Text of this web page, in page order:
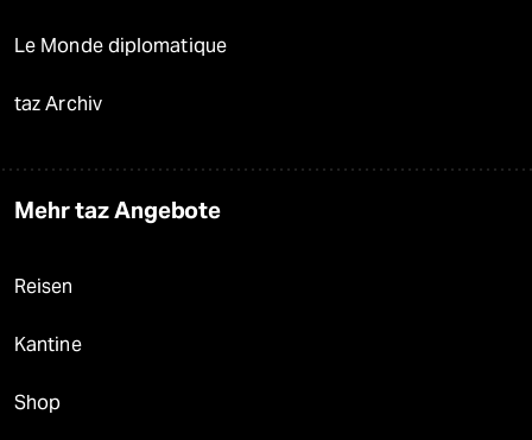
Le Monde diplomatique
taz Archiv
Mehr taz Angebote
Reisen
Kantine
Shop